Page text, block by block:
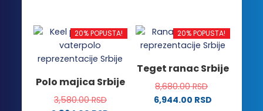
proizvoda.
proizvoda.
ima
više
varijanti.
mogu
biti
više
varijanti.
mogu
biti
izabrane
20% POPUSTA!
Polo majica Srbije
3,580.00RSD
20% POPUSTA!
Teget ranac Srbije
8,680.00RSD
6,944.00 RSD